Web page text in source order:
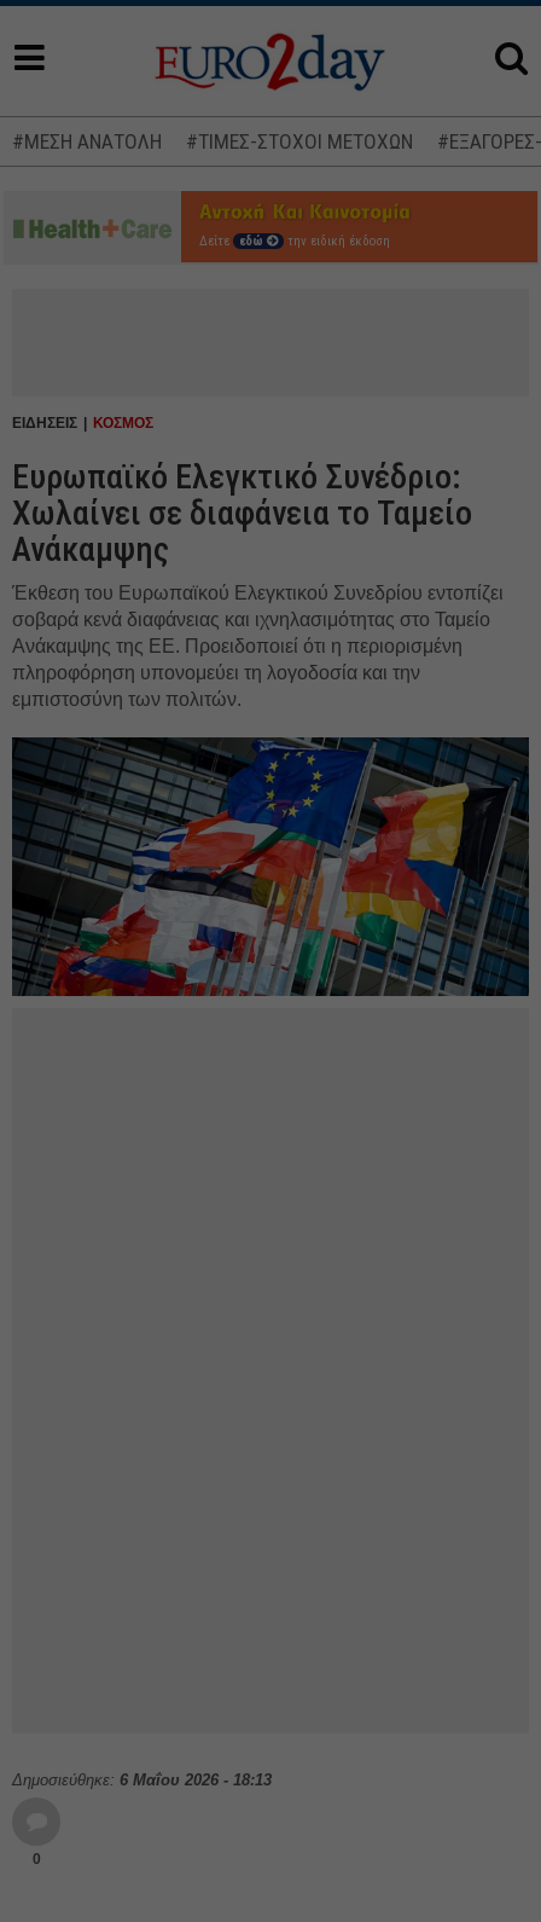
#ΜΕΣΗ ΑΝΑΤΟΛΗ #ΤΙΜΕΣ-ΣΤΟΧΟΙ ΜΕΤΟΧΩΝ
Δείτε εδώ την ειδική έκδοση
ΕΙΔΗΣΕΙΣ ΚΟΣΜΟΣ
Ευρωπαϊκό Ελεγκτικό Συνέδριο:
Χωλαίνει σε διαφάνεια το Ταμείο
Ανάκαμψης
Έκθεση του Ευρωπαϊκού Ελεγκτικού Συνεδρίου εντοπίζει
σοβαρά κενά διαφάνειας και ιχνηλασιμότητας στο Ταμείο
Ανάκαμψης της ΕΕ. Προειδοποιεί ότι η περιορισμένη
πληροφόρηση υπονομεύει τη λογοδοσία και την
εμπιστοσύνη των πολιτών.
Δημοσιεύθηκε: 6 Μαΐου 2026 - 18:13
0